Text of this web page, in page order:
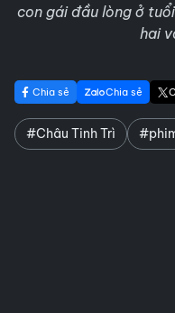
con gái đầu lòng ở
hai
Chia sẻ Chia sẻ
#Châu Tinh Trì